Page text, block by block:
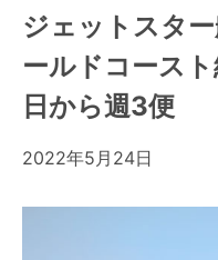
ジェットスタ
ールドコース
日から週3便
2022年5月24日